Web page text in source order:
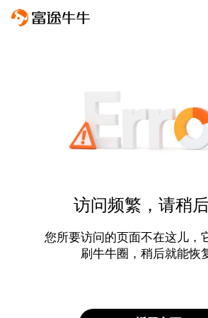
访问频繁，请稍
您所要访问的页面不在这儿，
刷牛牛圈，稍后就能恢